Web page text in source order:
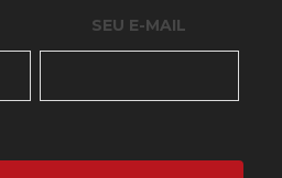
SEU E-MAIL